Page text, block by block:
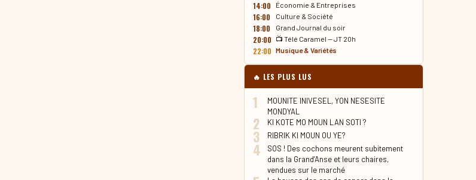
14:00 Économie & Entreprises
16:00 Culture & Société
18:00 Grand Journal du soir
20:00 📺 Télé Caramel — JT 20h
22:00 Musique & Variétés
🔥 LES PLUS LUS
1
MOUNITE INIVESEL, YON NESESITE
MONDYAL
2 KI KOTE MO MOUN LAN SOTI ?
3 RIBRIK KI MOUN OU YE?
4
SOS ! Des cochons meurent subitement
dans la Grand’Anse et leurs chaires,
vendues sur le marché